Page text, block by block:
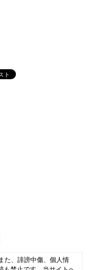
た、誹謗中傷、個人情